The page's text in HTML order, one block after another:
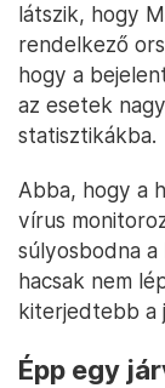
látszik, hogy
rendelkező
hogy a
az esetek
statisztikákba.
Abba, hogy a
vírus
súlyosbodna
hacsak nem
kiterjedtebb a
Épp egy